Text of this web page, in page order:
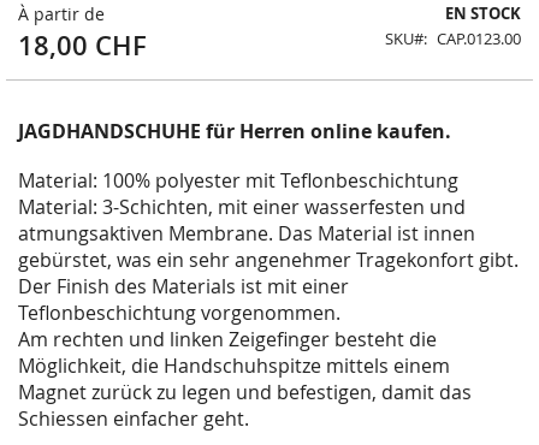
À partir de
18,00 CHF
EN STOCK
SKU
CAP.0123.00
JAGDHANDSCHUHE für Herren online kaufen.
Material: 100% polyester mit Teflonbeschichtung
Material: 3-Schichten, mit einer wasserfesten und
atmungsaktiven Membrane. Das Material ist innen
gebürstet, was ein sehr angenehmer Tragekonfort gibt.
Der Finish des Materials ist mit einer
Teflonbeschichtung vorgenommen.
Am rechten und linken Zeigefinger besteht die
Möglichkeit, die Handschuhspitze mittels einem
Magnet zurück zu legen und befestigen, damit das
Schiessen einfacher geht.
Skip
to
the
beginning
the
images